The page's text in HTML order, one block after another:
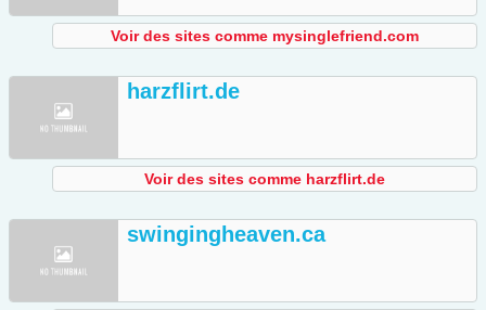
Voir des sites comme mysinglefriend.com
harzflirt.de
Voir des sites comme harzflirt.de
swingingheaven.ca